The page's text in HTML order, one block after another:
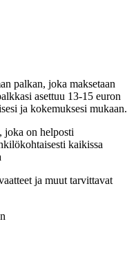
palkan, joka maksetaan
asettuu 13-15 euron
ja kokemuksesi mukaan.
joka on helposti
kaikissa
ja muut tarvittavat